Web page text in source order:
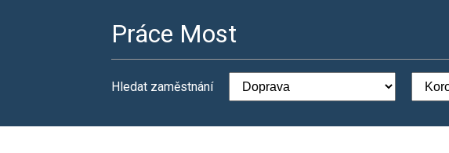
Práce Most
Hledat zaměstnání